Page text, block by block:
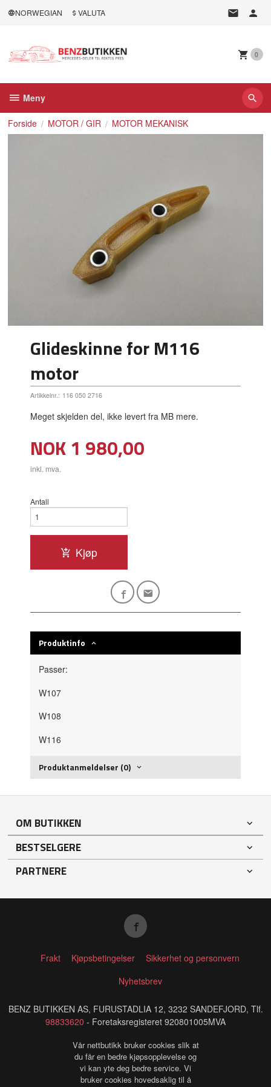
NORWEGIAN VALUTA
0
Meny
Forside MOTOR / GIR MOTOR MEKANISK
Glideskinne for M116
motor
Artikkelnr.: 116 050 2716
Meget skjelden del, ikke levert fra MB mere.
Pris
NOK1 980,00
inkl. mva.
Antall
Kjøp
Produktinfo
Passer:
W107
W108
W116
Produktanmeldelser (0)
OM BUTIKKEN
BESTSELGERE
PARTNERE
Frakt Kjøpsbetingelser
Sikkerhet og personvern
Nyhetsbrev
BENZ BUTIKKEN AS, FURUSTADLIA 12, 3232 SANDEFJORD, Tlf.
98833620 - Foretaksregisteret 920801005MVA
Vår nettbutikk bruker cookies slik at
du får en bedre kjøpsopplevelse og
vi kan yte deg bedre service. Vi
bruker cookies hovedsaklig til å